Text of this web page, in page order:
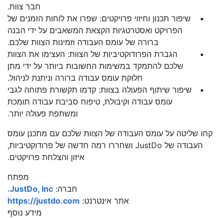
חבר צוות.
שיפור תכנון וחיזוי פרויקטים: שפרו את לוחות הזמנים של
הפרויקט ואסטרטגיות הקצאת המשאבים על ידי הבנה
ברורה של עומס העבודה וזמינות הצוות שלכם.
הגברת הפרודוקטיביות של הצוות: העצימו את הצוות
שלכם להתמקד במשימות החשובות ביותר על ידי מתן
חלוקת עומס עבודה ברורה וניתנת לניהול.
שיפור שיתוף הפעולה בצוות: קדמו תקשורת פתוחה לגבי
עומס עבודה וקיבולת, טיפוח סביבת עבודה תומכת
ומשתפת פעולה יותר.
קחו שליטה על עומס העבודה של הצוות שלכם עם מתכנן עומס
העבודה של JustDo ושחררו רמה חדשה של פרודוקטיביות,
איזון והצלחת פרויקטים.
מפתח
חברה: JustDo, Inc.
אתר אינטרנט: https://justdo.com
מידע נוסף